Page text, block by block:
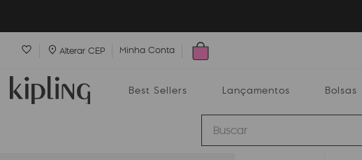
Alterar CEP Minha Conta
Best Sellers Lançamentos Bolsas
Buscar